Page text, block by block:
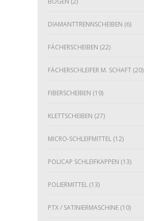
DIAMANTTRENNSCHEIBEN (6)
FÄCHERSCHEIBEN (22)
FÄCHERSCHLEIFER M. SCHAFT (20)
FIBERSCHEIBEN (19)
KLETTSCHEIBEN (27)
MICRO-SCHLEIFMITTEL (12)
POLICAP SCHLEIFKAPPEN (13)
POLIERMITTEL (13)
PTX / SATINIERMASCHINE (10)